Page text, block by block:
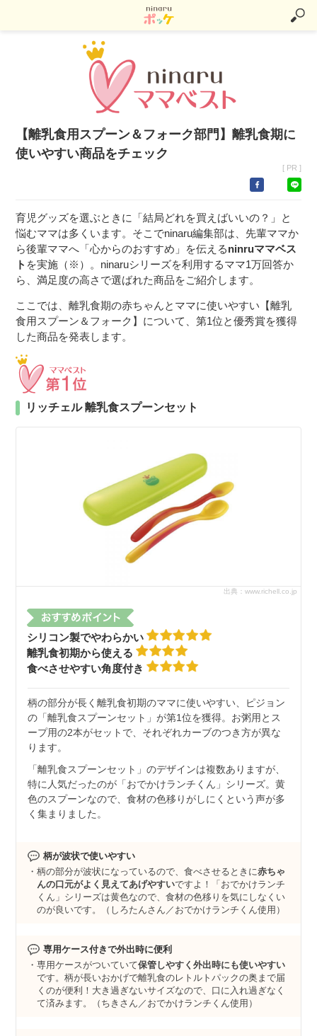
【離乳食用スプーン＆フォーク部門】離乳食期に
使いやすい商品をチェック
[ PR ]
育児グッズを選ぶときに「結局どれを買えばいいの？」と
悩むママは多くいます。そこでninaru編集部は、先輩ママか
ら後輩ママへ「心からのおすすめ」を伝えるninruママベス
ト を実施（※）。ninaruシリーズを利用するママ1万回答か
ら、満足度の高さで選ばれた商品をご紹介します。
ここでは、離乳食期の赤ちゃんとママに使いやすい【離乳
食用スプーン＆フォーク】について、第1位と優秀賞を獲得
した商品を発表します。
リッチェル 離乳食スプーンセット
出典：www.richell.co.jp
シリコン製でやわらかい
離乳食初期から使える
食べさせやすい角度付き
柄の部分が長く離乳食初期のママに使いやすい、ピジョン
の「離乳食スプーンセット」が第1位を獲得。お粥用とス
ープ用の2本がセットで、それぞれカーブのつき方が異な
ります。
「離乳食スプーンセット」のデザインは複数ありますが、
特に人気だったのが「おでかけランチくん」シリーズ。黄
色のスプーンなので、食材の色移りがしにくという声が多
く集まりました。
柄が波状で使いやすい
柄の部分が波状になっているので、食べさせるときに赤ちゃ
んの口元がよく見えてあげやすいですよ！「おでかけランチ
くん」シリーズは黄色なので、食材の色移りを気にしなくい
のが良いです。（しろたんさん／おでかけランチくん使用）
専用ケース付きで外出時に便利
専用ケースがついていて保管しやすく外出時にも使いやすい
です。柄が長いおかげで離乳食のレトルトパックの奥まで届
くのが便利！大き過ぎないサイズなので、口に入れ過ぎなく
て済みます。（ちきさん／おでかけランチくん使用）